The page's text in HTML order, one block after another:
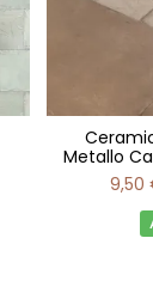
Metallo
9,50